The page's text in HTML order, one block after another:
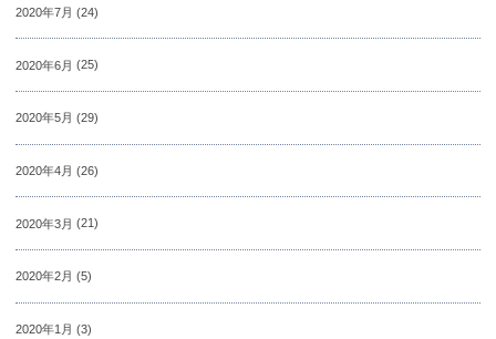
2020年7月 (24)
2020年6月 (25)
2020年5月 (29)
2020年4月 (26)
2020年3月 (21)
2020年2月 (5)
2020年1月 (3)